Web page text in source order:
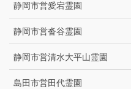
静岡市営愛宕霊園
静岡市営沓谷霊園
静岡市営清水大平山霊園
島田市営田代霊園